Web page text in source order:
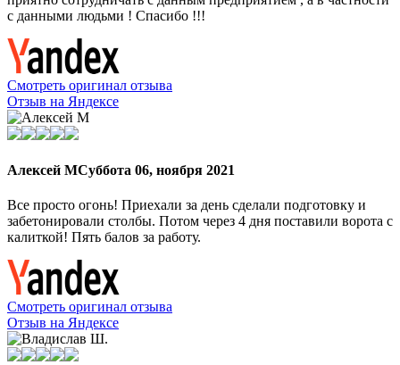
с данными людьми ! Спасибо !!!
Смотреть оригинал отзыва
Отзыв на Яндексе
Алексей МСуббота 06, ноября 2021
Все просто огонь! Приехали за день сделали подготовку и
забетонировали столбы. Потом через 4 дня поставили ворота с
калиткой! Пять балов за работу.
Смотреть оригинал отзыва
Отзыв на Яндексе